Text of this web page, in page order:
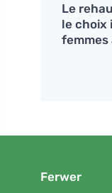
Le
le choix
femmes
Ferwer